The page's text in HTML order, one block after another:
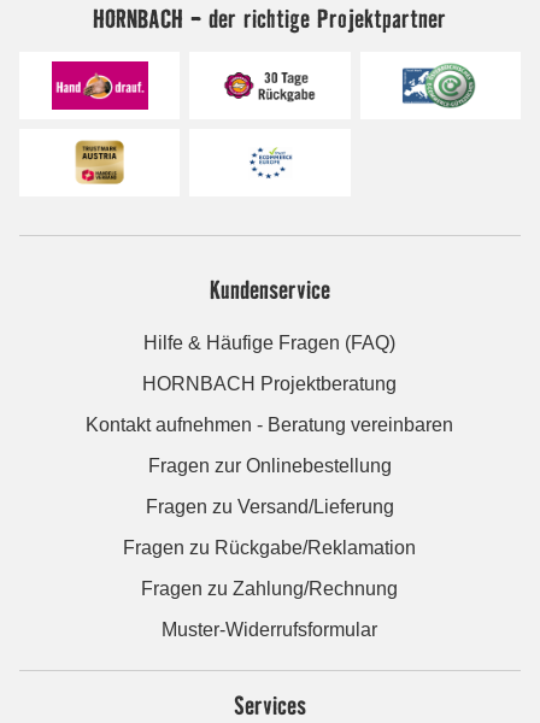
HORNBACH - der richtige Projektpartner
Kundenservice
Hilfe & Häufige Fragen (FAQ)
HORNBACH Projektberatung
Kontakt aufnehmen - Beratung vereinbaren
Fragen zur Onlinebestellung
Fragen zu Versand/Lieferung
Fragen zu Rückgabe/Reklamation
Fragen zu Zahlung/Rechnung
Muster-Widerrufsformular
Services